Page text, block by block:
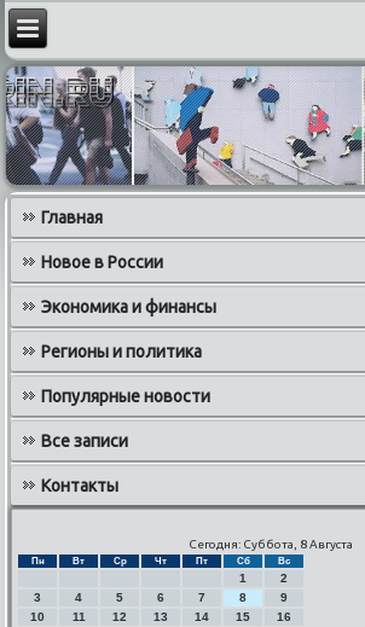
Главная
Новое в России
Экономика и финансы
Регионы и политика
Популярные новости
Все записи
Контакты
Сегодня: Суббота, 8 Августа
Пн Вт Ср Чт Пт Сб Вс
1
2
3
4 5 6 7 8
9
10
11 12 13 14 15
16